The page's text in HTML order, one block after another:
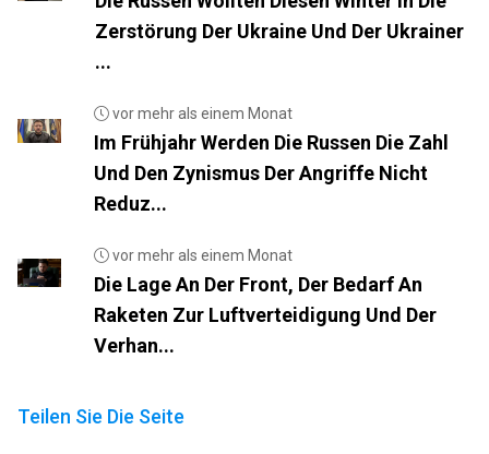
Zerstörung Der Ukraine Und Der Ukrainer
...
vor mehr als einem Monat
Im Frühjahr Werden Die Russen Die Zahl
Und Den Zynismus Der Angriffe Nicht
Reduz...
vor mehr als einem Monat
Die Lage An Der Front, Der Bedarf An
Raketen Zur Luftverteidigung Und Der
Verhan...
Teilen Sie Die Seite